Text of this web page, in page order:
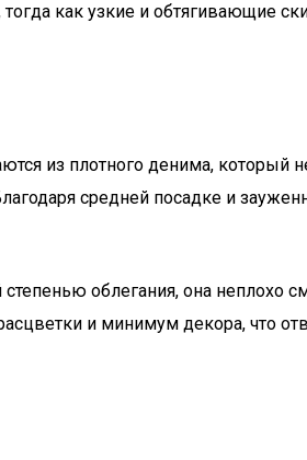
как узкие и обтягивающие
из плотного денима, который
средней посадке и
облегания, она неплохо
и минимум декора, что